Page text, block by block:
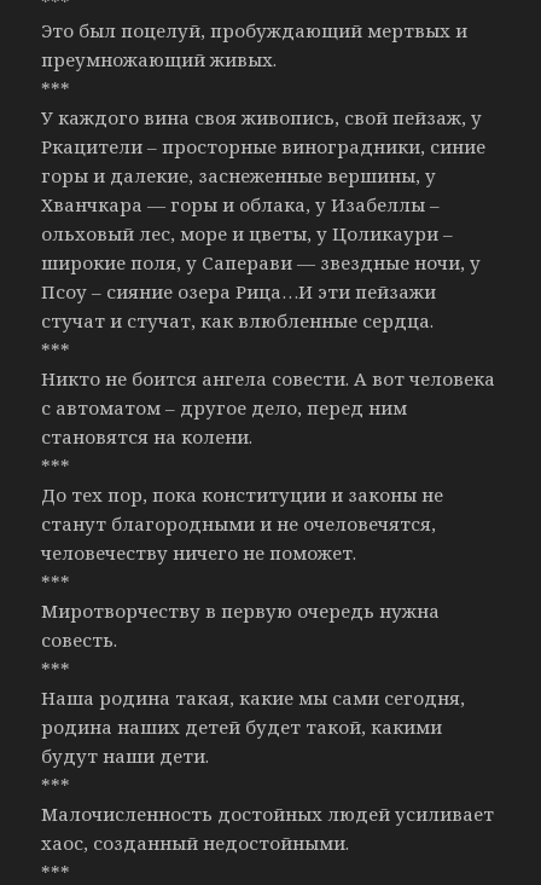
Это был поцелуй, пробуждающий мертвых и
преумножающий живых.
***
У каждого вина своя живопись, свой пейзаж, у
Ркацители – просторные виноградники, синие
горы и далекие, заснеженные вершины, у
Хванчкара — горы и облака, у Изабеллы –
ольховый лес, море и цветы, у Цоликаури –
широкие поля, у Саперави — звездные ночи, у
Псоу – сияние озера Рица…И эти пейзажи
стучат и стучат, как влюбленные сердца.
***
Никто не боится ангела совести. А вот человека
с автоматом – другое дело, перед ним
становятся на колени.
***
До тех пор, пока конституции и законы не
станут благородными и не очеловечятся,
человечеству ничего не поможет.
***
Миротворчеству в первую очередь нужна
совесть.
***
Наша родина такая, какие мы сами сегодня,
родина наших детей будет такой, какими
будут наши дети.
***
Малочисленность достойных людей усиливает
хаос, созданный недостойными.
***